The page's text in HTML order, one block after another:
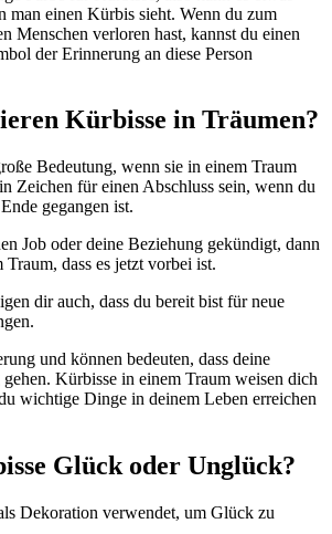
man einen Kürbis sieht. Wenn du zum
Menschen verloren hast, kannst du einen
der Erinnerung an diese Person
Kürbisse in Träumen?
Bedeutung, wenn sie in einem Traum
Zeichen für einen Abschluss sein, wenn du
gegangen ist.
Job oder deine Beziehung gekündigt, dann
dass es jetzt vorbei ist.
dir auch, dass du bereit bist für neue
und können bedeuten, dass deine
Kürbisse in einem Traum weisen dich
wichtige Dinge in deinem Leben erreichen
Glück oder Unglück?
Dekoration verwendet, um Glück zu